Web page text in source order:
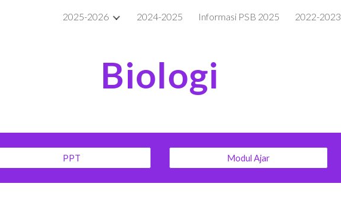
Skip to main content Skip to navigation
2025-2026 2024-2025 Informasi PSB 2025 2022-2023
Biologi
PPT Modul Ajar